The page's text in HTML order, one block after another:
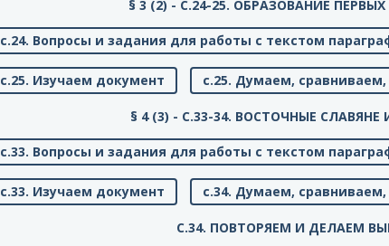
§ 3 (2) - C.24-25. ОБРАЗОВАНИЕ
с.24. Вопросы и задания для работы с текстом
с.25. Изучаем документ с.25. Думаем,
§ 4 (3) - C.33-34. ВОСТОЧНЫЕ
с.33. Вопросы и задания для работы с текстом
с.33. Изучаем документ с.34. Думаем,
C.34. ПОВТОРЯЕМ И ДЕЛАЕМ